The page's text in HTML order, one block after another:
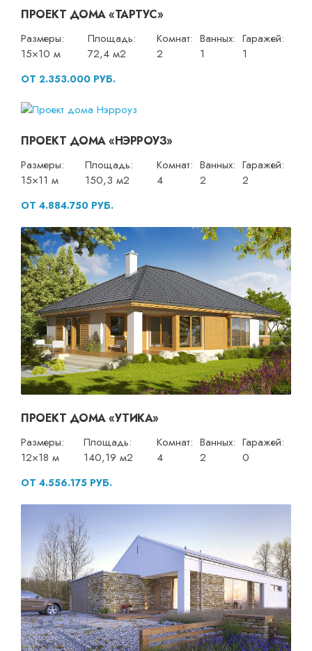
ПРОЕКТ ДОМА «ТАРТУС»
Размеры:
15×10 м
Площадь:
72,4 м2
Комнат:
2
Ванных:
1
Гаражей:
1
ОТ 2.353.000 РУБ.
ПРОЕКТ ДОМА «НЭРРОУЗ»
Размеры:
15×11 м
Площадь:
150,3 м2
Комнат:
4
Ванных:
2
Гаражей:
2
ОТ 4.884.750 РУБ.
ПРОЕКТ ДОМА «УТИКА»
Размеры:
12×18 м
Площадь:
140,19 м2
Комнат:
4
Ванных:
2
Гаражей:
0
ОТ 4.556.175 РУБ.